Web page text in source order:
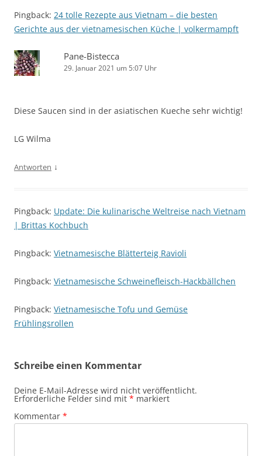
Pingback: 24 tolle Rezepte aus Vietnam – die besten
Gerichte aus der vietnamesischen Küche | volkermampft
Pane-Bistecca
29. Januar 2021 um 5:07 Uhr
Diese Saucen sind in der asiatischen Kueche sehr wichtig!
LG Wilma
Antworten ↓
Pingback: Update: Die kulinarische Weltreise nach Vietnam
| Brittas Kochbuch
Pingback: Vietnamesische Blätterteig Ravioli
Pingback: Vietnamesische Schweinefleisch-Hackbällchen
Pingback: Vietnamesische Tofu und Gemüse
Frühlingsrollen
Schreibe einen Kommentar
Deine E-Mail-Adresse wird nicht veröffentlicht.
Erforderliche Felder sind mit * markiert
Kommentar *